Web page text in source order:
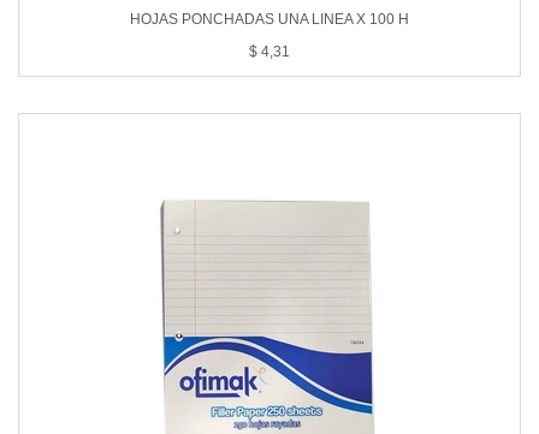
HOJAS PONCHADAS UNA LINEA X 100 H
$ 4,31